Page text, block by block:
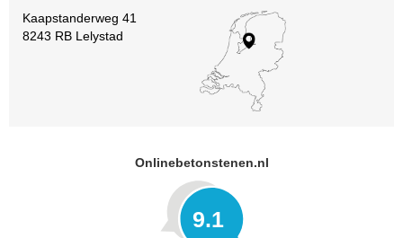
Kaapstanderweg 41
8243 RB Lelystad
Onlinebetonstenen.nl
9.1